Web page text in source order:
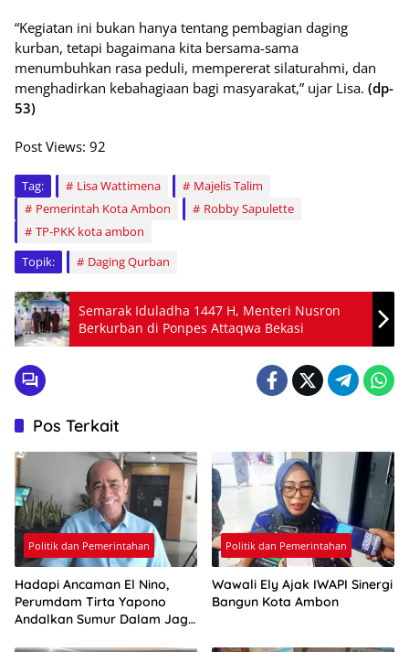
“Kegiatan ini bukan hanya tentang pembagian daging
kurban, tetapi bagaimana kita bersama-sama
menumbuhkan rasa peduli, mempererat silaturahmi, dan
menghadirkan kebahagiaan bagi masyarakat,” ujar Lisa. (dp-
53)
Post Views: 92
Tag: Lisa Wattimena
Majelis Talim
Pemerintah Kota Ambon
Robby Sapulette
TP-PKK kota ambon
Topik:
Daging Qurban
Semarak Iduladha 1447 H, Menteri Nusron
Berkurban di Ponpes Attaqwa Bekasi
Pos Terkait
Politik dan Pemerintahan
Hadapi Ancaman El Nino,
Perumdam Tirta Yapono
Andalkan Sumur Dalam Jaga
Politik dan Pemerintahan
Wawali Ely Ajak IWAPI Sinergi
Bangun Kota Ambon